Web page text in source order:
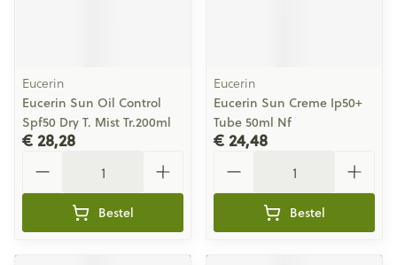
Eucerin
Eucerin Sun Oil Control
Spf50 Dry T. Mist Tr.200ml
€ 28,28
Bestel
Eucerin
Eucerin Sun Creme Ip50+
Tube 50ml Nf
€ 24,48
Bestel